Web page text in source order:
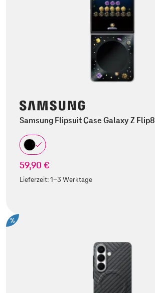
Samsung Flipsuit Case Galaxy Z Flip8
59,90 €
Lieferzeit:1-3 Werktage
%